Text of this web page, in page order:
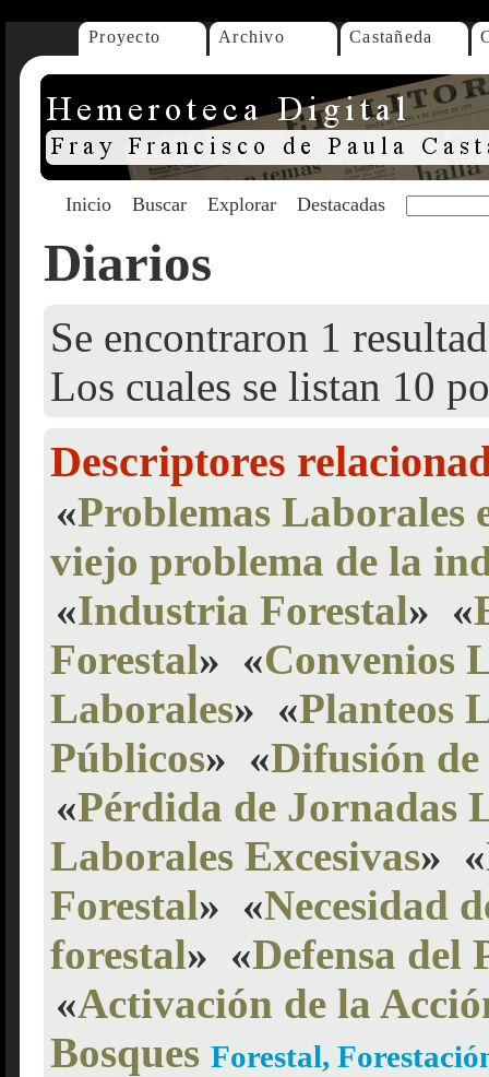
Proyecto Archivo Castañeda
Inicio Buscar Explorar Destacadas
Diarios
Se encontraron 1
Los cuales se listan 10
Descriptores
«Problemas Laborales
viejo problema de la
«Industria Forestal» «
Forestal» «Convenios
Laborales» «Planteos
Públicos» «Difusión de
«Pérdida de Jornadas
Laborales Excesivas» «
Forestal» «Necesidad
forestal» «Defensa del
«Activación de la
Bosques Forestal,